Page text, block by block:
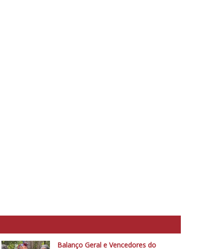
Balanço Geral e Vencedores do